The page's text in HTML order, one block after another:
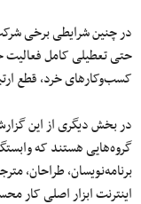
در چنین شرایطی برخی
حتی تعطیلی کامل فعالیت
کسب‌وکارهای خرد، قطع
در بخش دیگری از این
گروه‌هایی هستند که
برنامه‌نویسان، طراحان،
اینترنت ابزار اصلی کار